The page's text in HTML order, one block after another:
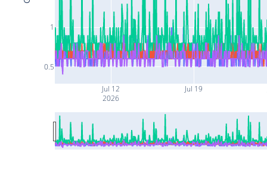
Jul 12
2026
Jul 19
0.5
1